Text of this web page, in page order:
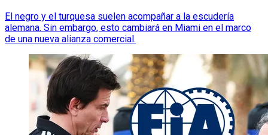
El negro y el turquesa suelen acompañar a la escudería
alemana. Sin embargo, esto cambiará en Miami en el marco
de una nueva alianza comercial.